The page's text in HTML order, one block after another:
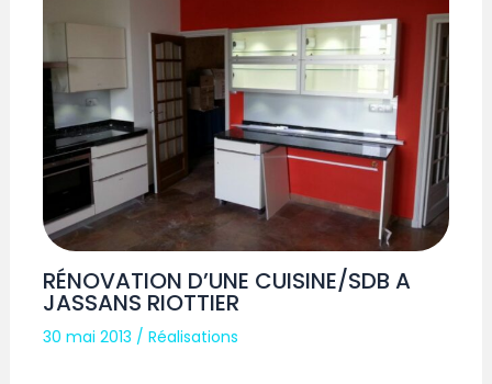
RÉNOVATION D’UNE CUISINE/SDB A
JASSANS RIOTTIER
30 mai 2013 /Réalisations